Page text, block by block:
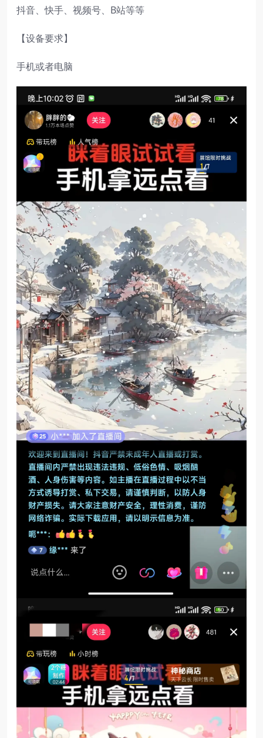
抖音、快手、视频号、B站等等
【设备要求】
手机或者电脑